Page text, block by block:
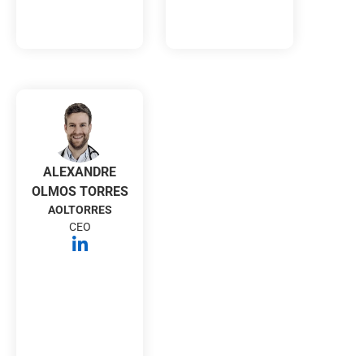
ALEXANDRE
OLMOS TORRES
AOLTORRES
CEO